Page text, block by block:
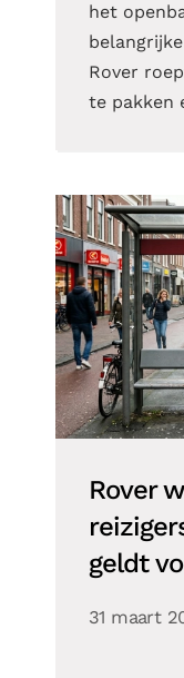
het
Rover
te pakken
Rover
geldt
31 maart